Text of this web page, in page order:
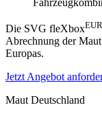
Die SVG fleXbox
Abrechnung der
Europas.
Jetzt Angebot
Maut Deutschland